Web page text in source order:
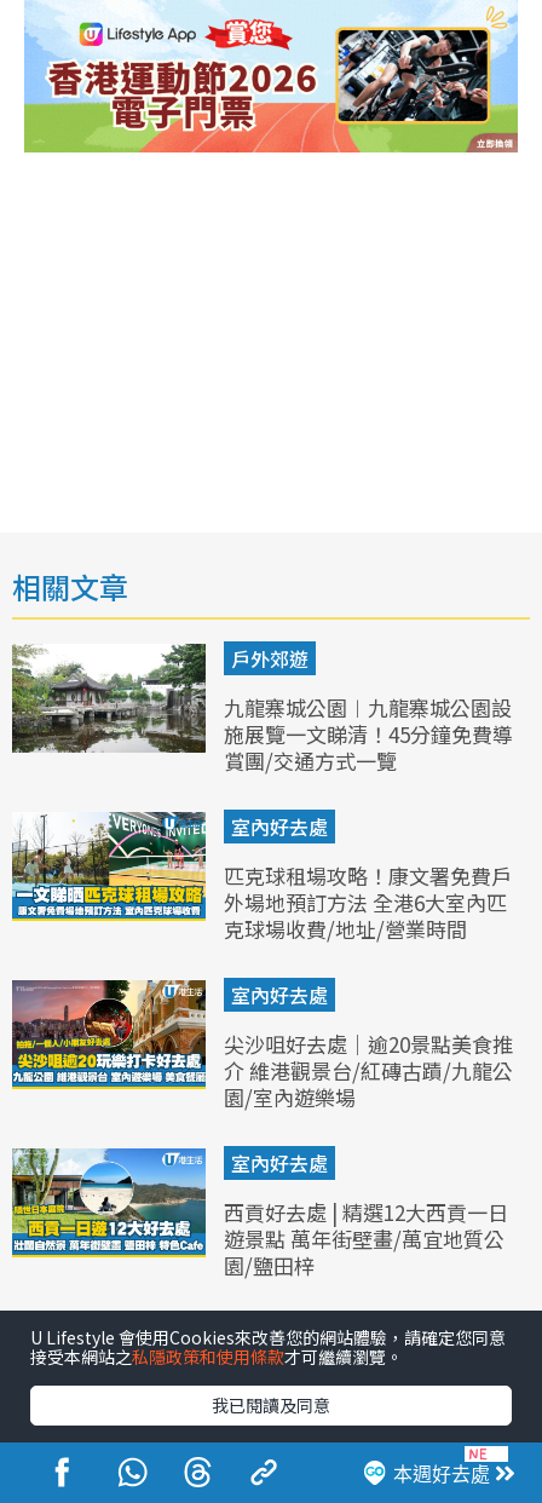
相關文章
戶外郊遊
九龍寨城公園︱九龍寨城公園設
施展覽一文睇清！45分鐘免費導
賞團/交通方式一覽
室內好去處
匹克球租場攻略！康文署免費戶
外場地預訂方法 全港6大室內匹
克球場收費/地址/營業時間
室內好去處
尖沙咀好去處｜逾20景點美食推
介 維港觀景台/紅磚古蹟/九龍公
園/室內遊樂場
室內好去處
西貢好去處 | 精選12大西貢一日
遊景點 萬年街壁畫/萬宜地質公
園/鹽田梓
本週好去處
U Lifestyle 會使用Cookies來改善您的網站體驗，請確定您同意
接受本網站之私隱政策和使用條款才可繼續瀏覽。
我已閱讀及同意